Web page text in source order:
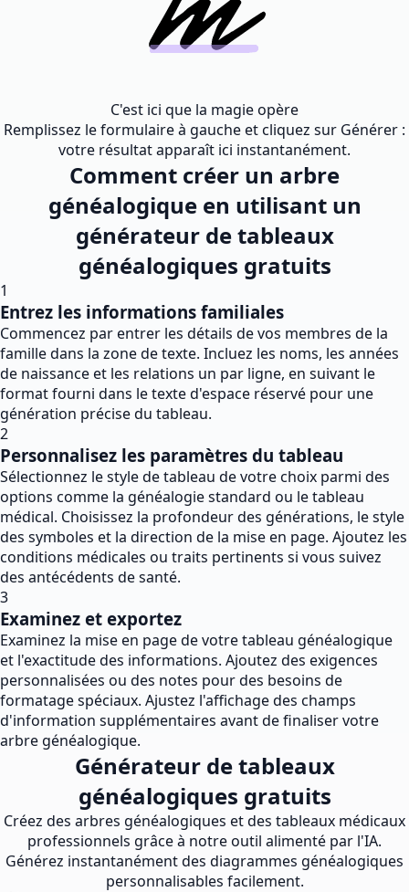
C'est ici que la magie opère
Remplissez le formulaire à gauche et cliquez sur Générer :
votre résultat apparaît ici instantanément.
Comment créer un arbre
généalogique en utilisant un
générateur de tableaux
généalogiques gratuits
1
Entrez les informations familiales
Commencez par entrer les détails de vos membres de la
famille dans la zone de texte. Incluez les noms, les années
de naissance et les relations un par ligne, en suivant le
format fourni dans le texte d'espace réservé pour une
génération précise du tableau.
2
Personnalisez les paramètres du tableau
Sélectionnez le style de tableau de votre choix parmi des
options comme la généalogie standard ou le tableau
médical. Choisissez la profondeur des générations, le style
des symboles et la direction de la mise en page. Ajoutez les
conditions médicales ou traits pertinents si vous suivez
des antécédents de santé.
3
Examinez et exportez
Examinez la mise en page de votre tableau généalogique
et l'exactitude des informations. Ajoutez des exigences
personnalisées ou des notes pour des besoins de
formatage spéciaux. Ajustez l'affichage des champs
d'information supplémentaires avant de finaliser votre
arbre généalogique.
Générateur de tableaux
généalogiques gratuits
Créez des arbres généalogiques et des tableaux médicaux
professionnels grâce à notre outil alimenté par l'IA.
Générez instantanément des diagrammes généalogiques
personnalisables facilement.